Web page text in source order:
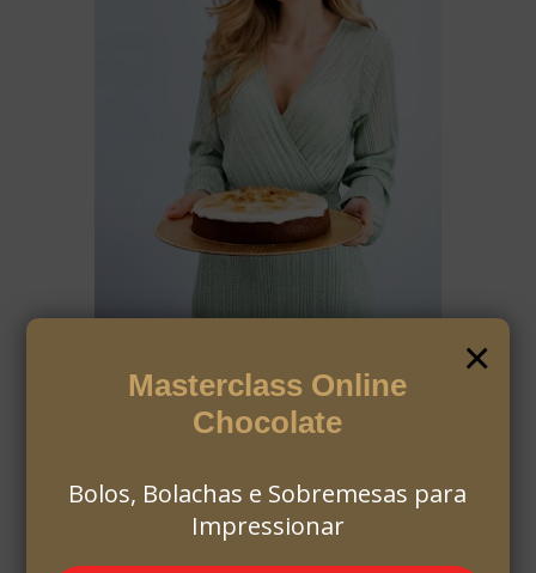
MAFALDA AGANTE
×
Masterclass Online
Chocolate
Bolos, Bolachas e Sobremesas para
Impressionar